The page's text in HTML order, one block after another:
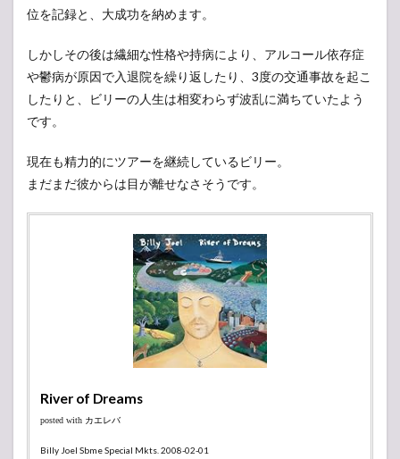
位を記録と、大成功を納めます。
しかしその後は繊細な性格や持病により、アルコール依存症
や鬱病が原因で入退院を繰り返したり、3度の交通事故を起こ
したりと、ビリーの人生は相変わらず波乱に満ちていたよう
です。
現在も精力的にツアーを継続しているビリー。
まだまだ彼からは目が離せなさそうです。
River of Dreams
posted with カエレバ
Billy Joel Sbme Special Mkts. 2008-02-01